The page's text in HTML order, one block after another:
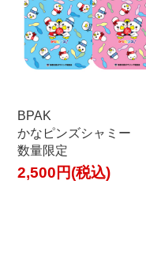
BPAK
かなピンズシャミー
数量限定
2,500円(税込)